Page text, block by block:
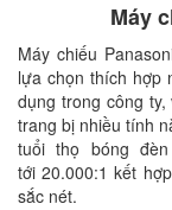
Máy
Máy chiếu
lựa chọn thích hợp
dụng trong công
trang bị nhiều tính
tuổi thọ bóng
tới 20.000:1 kết
sắc nét.